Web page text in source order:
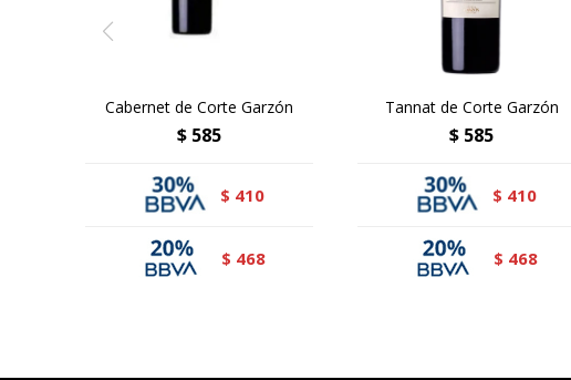
Cabernet de Corte Garzón
$ 585
$ 410
$ 468
Tannat de Corte Garzón
$ 585
$ 410
$ 468